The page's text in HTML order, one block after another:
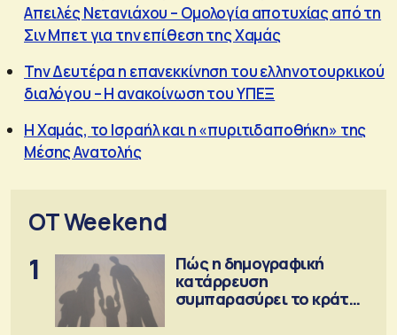
Απειλές Νετανιάχου – Ομολογία αποτυχίας από τη
Σιν Μπετ για την επίθεση της Χαμάς
Την Δευτέρα η επανεκκίνηση του ελληνοτουρκικού
διαλόγου – Η ανακοίνωση του ΥΠΕΞ
Η Χαμάς, το Ισραήλ και η «πυριτιδαποθήκη» της
Μέσης Ανατολής
OT Weekend
1
Πώς η δημογραφική
κατάρρευση
συμπαρασύρει το κράτος